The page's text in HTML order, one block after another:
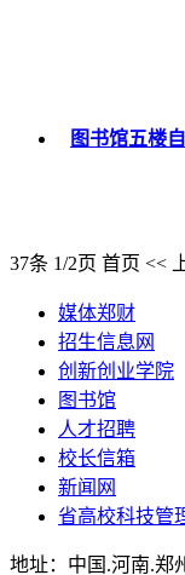
图书馆五楼
37条 1/2页 首页 <<
媒体郑财
招生信息网
创新创业学院
图书馆
人才招聘
校长信箱
新闻网
省高校科技管
地址：中国.河南.郑